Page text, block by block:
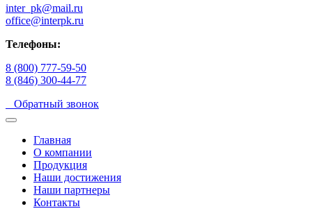
inter_pk@mail.ru
office@interpk.ru
Телефоны:
8 (800) 777-59-50
8 (846) 300-44-77
Обратный звонок
Главная
О компании
Продукция
Наши достижения
Наши партнеры
Контакты